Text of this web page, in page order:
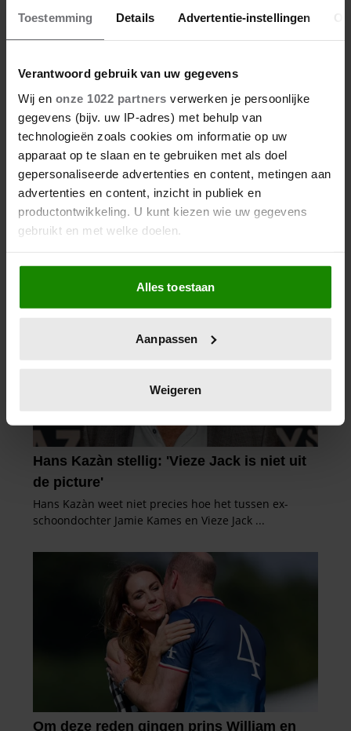
Toestemming Details Advertentie-instellingen
Verantwoord gebruik van uw gegevens
Wij en onze 1022 partners verwerken je persoonlijke
gegevens (bijv. uw IP-adres) met behulp van
technologieën zoals cookies om informatie op uw
apparaat op te slaan en te gebruiken met als doel
gepersonaliseerde advertenties en content, metingen aan
advertenties en content, inzicht in publiek en
productontwikkeling. U kunt kiezen wie uw gegevens
gebruikt en met welke doelen.
Als u het toestaat, willen we ook graag:
Informatie verzamelen over uw geografische
locatie, die tot een paar meter nauwkeurig kan zijn
scannen op specifieke eigenschappen (fingerprinting)
verwerkt en stel uw voorkeuren in het
intrekken in de Cookieverklaring.
We gebruiken cookies om content en advertenties te
personaliseren, om functies voor social media te bieden
en om ons websiteverkeer te analyseren. Ook delen we
informatie over uw gebruik van onze site met onze
partners kunnen deze gegevens combineren met andere
informatie die u aan ze heeft verstrekt of die ze hebben
verzameld op basis van uw gebruik van hun services. U
gaat akkoord met onze cookies als u onze website blijft
Alles toestaan
Aanpassen
Weigeren